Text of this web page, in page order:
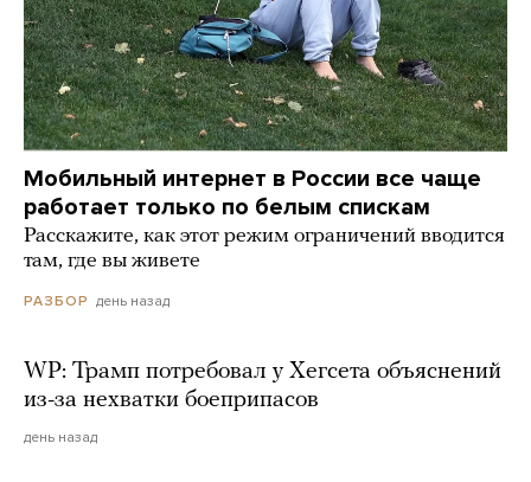
Мобильный интернет в России все чаще
работает только по белым спискам
Расскажите, как этот режим ограничений вводится
там, где вы живете
РАЗБОР день назад
WP: Трамп потребовал у Хегсета объяснений
из-за нехватки боеприпасов
день назад